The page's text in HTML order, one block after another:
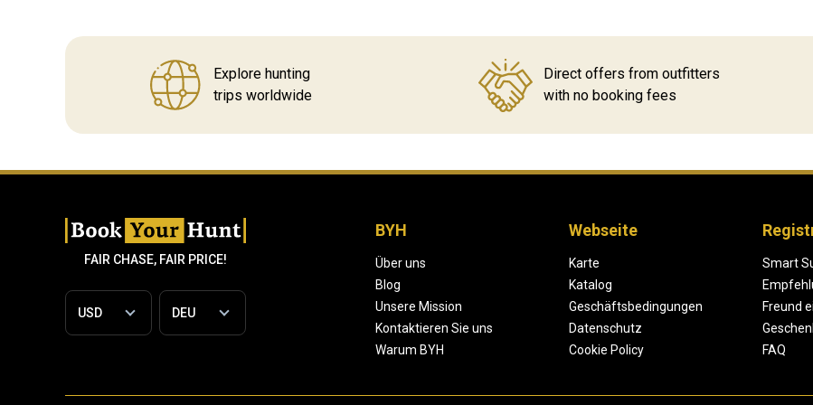
Explore hunting
trips worldwide
Direct offers from outfitters
with no booking fees
FAIR CHASE, FAIR PRICE!
BYH
Über uns
Blog
Unsere Mission
Kontaktieren Sie uns
Warum BYH
Webseite
Karte
Katalog
Geschäftsbedingungen
Datenschutz
Cookie Policy
Smart
Freund
FAQ